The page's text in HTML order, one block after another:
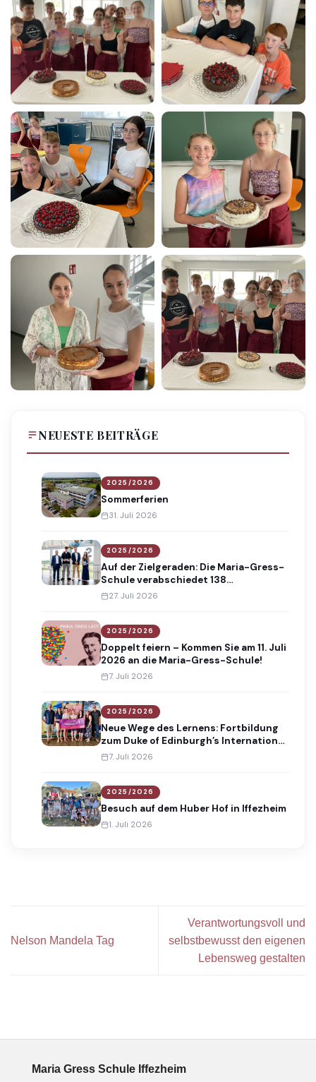
NEUESTE BEITRÄGE
2025/2026
Sommerferien
31. Juli 2026
2025/2026
Auf der Zielgeraden: Die Maria-Gress-
Schule verabschiedet 138
Absolventinnen und Absolventen
27. Juli 2026
2025/2026
Doppelt feiern – Kommen Sie am 11. Juli
2026 an die Maria-Gress-Schule!
7. Juli 2026
2025/2026
Neue Wege des Lernens: Fortbildung
zum Duke of Edinburgh’s International
Award
7. Juli 2026
2025/2026
Besuch auf dem Huber Hof in Iffezheim
1. Juli 2026
Nelson Mandela Tag
Verantwortungsvoll und
selbstbewusst den eigenen
Lebensweg gestalten
Maria Gress Schule Iffezheim